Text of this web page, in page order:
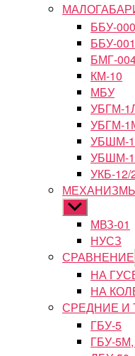
ББУ-000
ББУ-001
БМГ-
КМ-10
МБУ
УБГМ-
УБГМ-
УБШМ-
УБШМ-
УКБ-12/
Показывать
подменюМВЗ-01
НУСЗ
СРАВНЕНИЕ
НА
НА
СРЕДНИЕ И
ГБУ-5
ГБУ-